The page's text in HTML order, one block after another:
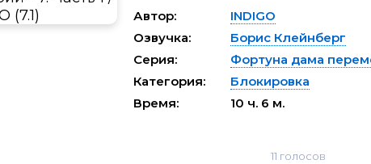
Автор:
INDIGO
Озвучка:
Борис Клейнберг
Серия:
Фортуна дама
Категория:
Блокировка
Время:
10 ч. 6 м.
11 голосов